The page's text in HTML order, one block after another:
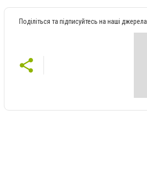
Поділіться та підписуйтесь на наші джерела